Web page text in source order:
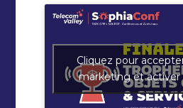
Cliquez pour
marketing et activer